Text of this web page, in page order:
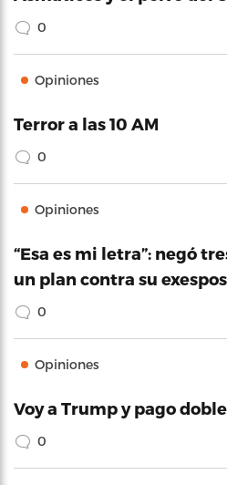
0
Opiniones
Terror a las 10 AM
0
Opiniones
“Esa es mi letra”: negó
un plan contra su
0
Opiniones
Voy a Trump y pago doble
0